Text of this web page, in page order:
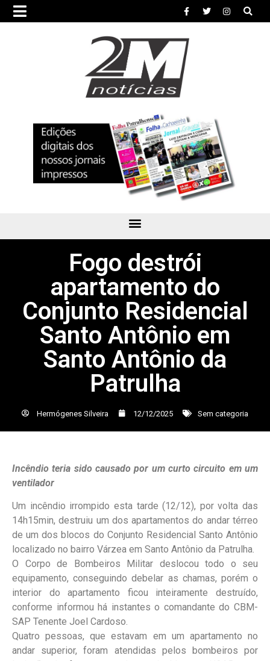
Fogo destrói
apartamento do
Conjunto Residencial
Santo Antônio em
Santo Antônio da
Patrulha
Hermógenes Silveira 12/12/2025 Sem categoria
Incêndio teria sido causado por um curto circuito em um
ventilador
Um incêndio irrompido esta tarde (12/12), por volta das
14h15min, destruiu um dos apartamentos do andar térreo
de um dos blocos do Conjunto Residencial Santo Antônio
localizado no bairro Várzea em Santo Antônio da Patrulha.
O Corpo de Bombeiros Militar deslocou todo o seu
equipamento, conseguindo debelar as chamas, porém o
interior do apartamento ficou inteiramente destruído,
conforme informou há instantes o comandante do CBM-
SAP Tenente Joel Cardoso.
Quatro pessoas, que estavam em um apartamento no
andar superior, foram atendidas pelos bombeiros por